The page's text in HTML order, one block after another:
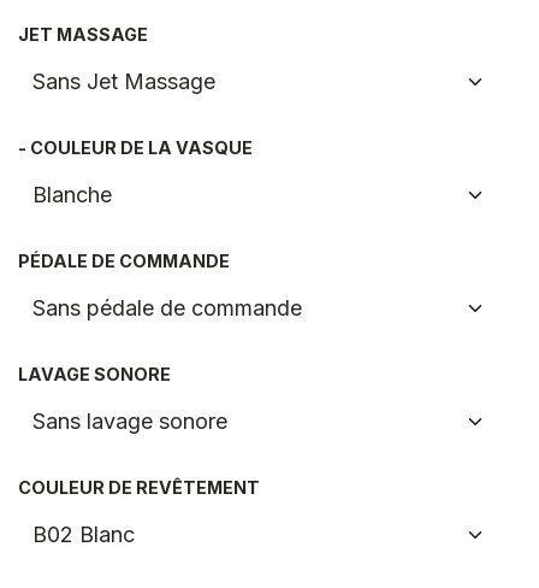
JET MASSAGE
- COULEUR DE LA VASQUE
PÉDALE DE COMMANDE
LAVAGE SONORE
COULEUR DE REVÊTEMENT